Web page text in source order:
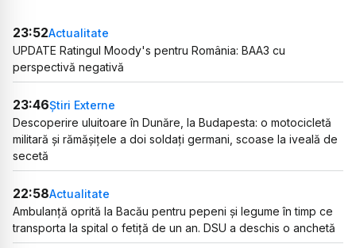
23:52Actualitate
UPDATE Ratingul Moody's pentru România: BAA3 cu
perspectivă negativă
23:46Știri Externe
Descoperire uluitoare în Dunăre, la Budapesta: o motocicletă
militară și rămășițele a doi soldați germani, scoase la iveală de
secetă
22:58Actualitate
Ambulanță oprită la Bacău pentru pepeni și legume în timp ce
transporta la spital o fetiță de un an. DSU a deschis o anchetă